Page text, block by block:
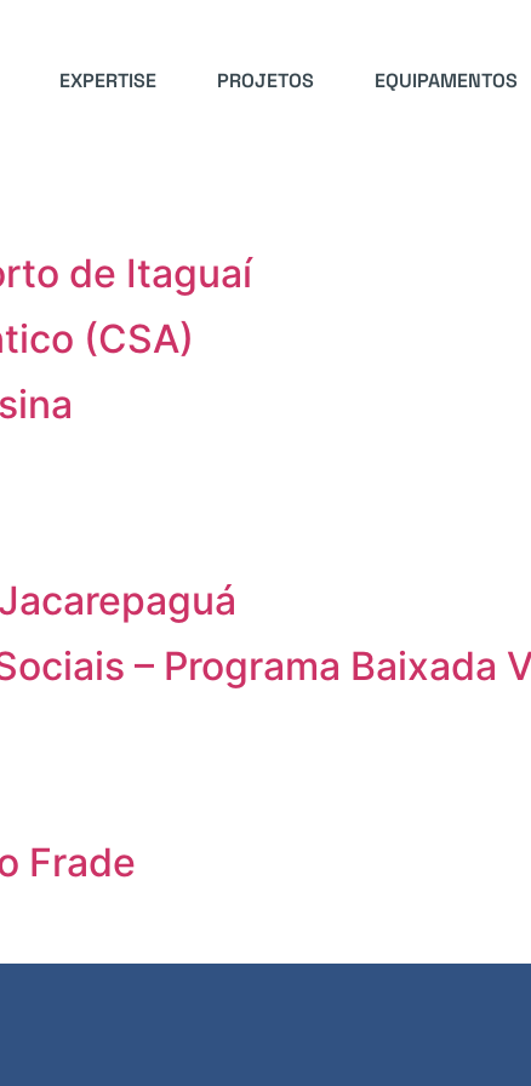
EXPERTISE PROJETOS EQUIPAMENTOS
de Itaguaí
(CSA)
– Programa Baixada
Frade